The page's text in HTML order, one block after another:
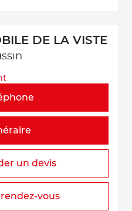
DE LA VISTE
un devis
vous